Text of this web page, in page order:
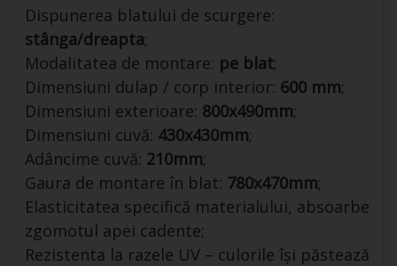
Dispunerea blatului de scurgere:
stânga/dreapta;
Modalitatea de montare: pe blat;
Dimensiuni dulap / corp interior: 600 mm;
Dimensiuni exterioare: 800x490mm;
Dimensiuni cuvă: 430x430mm;
Adâncime cuvă: 210mm;
Gaura de montare în blat: 780x470mm;
Elasticitatea specifică materialului, absoarbe
zgomotul apei cadente;
Rezistenta la razele UV – culorile își păstează